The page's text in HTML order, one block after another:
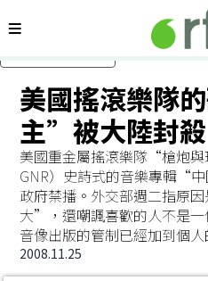
內容分類
美國搖滾樂隊
主”被大陸封殺
美國重金屬搖滾樂隊“槍炮與
GNR）史詩式的音樂專輯“
政府禁播。外交部週二指原
大”，還嘲諷喜歡的人不是
音像出版的管制已經加到個人
2008.11.25